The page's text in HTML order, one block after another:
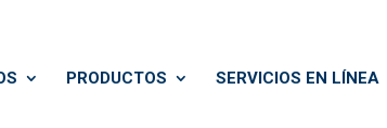
PRODUCTOS SERVICIOS EN LÍNEA